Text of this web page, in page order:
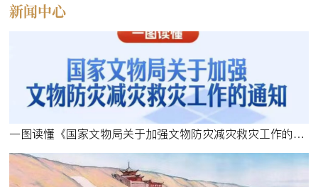
新闻中心
一图读懂《国家文物局关于加强文物防灾减灾救灾工作的通知》